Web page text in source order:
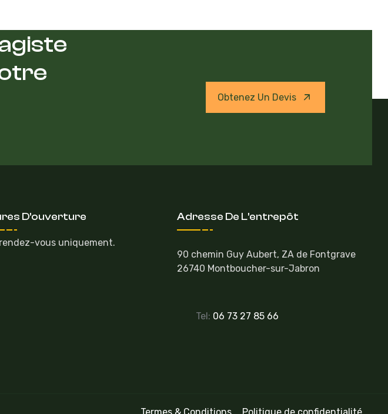
Obtenez Un Devis
D'ouverture
vous uniquement.
Adresse De L'entrepôt
90 chemin Guy Aubert, ZA de Fontgrave
26740 Montboucher-sur-Jabron
Tel: 06 73 27 85 66